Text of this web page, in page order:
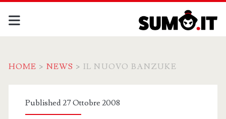
HOME > NEWS > IL NUOVO BANZUKE
Published 27 Ottobre 2008